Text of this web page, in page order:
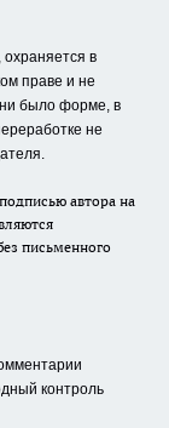
в
праве и не
было форме, в
не
автора на
письменного
контроль